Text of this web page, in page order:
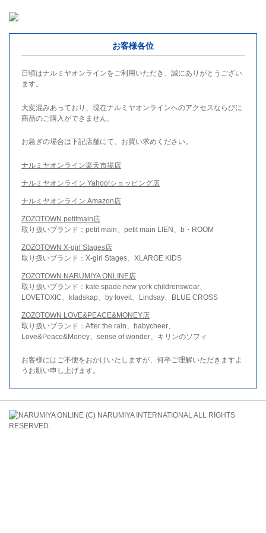
お客様各位
日頃はナルミヤオンラインをご利用いただき、誠にありがとうござい
ます。
大変混みあっており、現在ナルミヤオンラインへのアクセスならびに
商品のご購入ができません。
お急ぎの場合は下記店舗にて、お買い求めください。
ナルミヤオンライン楽天市場店
ナルミヤオンライン Yahoo!ショッピング店
ナルミヤオンライン Amazon店
ZOZOTOWN petitmain店
取り扱いブランド：petit main、petit main LIEN、b・ROOM
ZOZOTOWN X-girl Stages店
取り扱いブランド：X-girl Stages、XLARGE KIDS
ZOZOTOWN NARUMIYA ONLINE店
取り扱いブランド：kate spade new york childrenswear、
LOVETOXIC、kladskap、by loveit、Lindsay、BLUE CROSS
ZOZOTOWN LOVE&PEACE&MONEY店
取り扱いブランド：After the rain、babycheer、
Love&Peace&Money、sense of wonder、キリンのソフィ
お客様にはご不便をおかけいたしますが、何卒ご理解いただきますよ
うお願い申し上げます。